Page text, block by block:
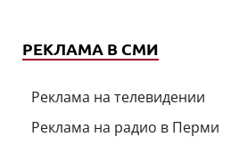
РЕКЛАМА В СМИ
Реклама на телевидении
Реклама на радио в Перми